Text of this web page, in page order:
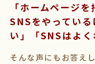
「ホームページ
SNSをやってい
い」「SNSはよ
そんな声にもお答えし